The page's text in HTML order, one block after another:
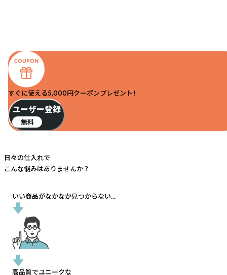
すぐに使える5,000円クーポンプレゼント！
ユーザー登録
無料
日々の仕入れで
こんな悩みはありませんか？
いい商品がなかなか見つからない...
高品質でユニークな